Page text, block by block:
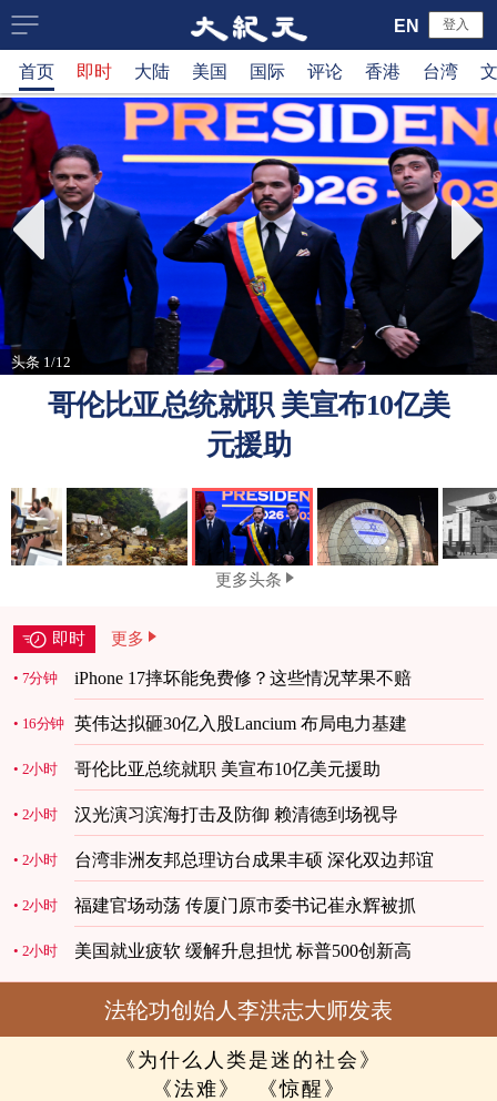
大
纪
元
新
闻
网
登入
EN
首页 即时 大陆 美国 国际 评论 香港 台湾
头条 1/12
哥伦比亚总统就职 美宣布10亿美
元援助
更多头条
即时 更多
7分钟 iPhone 17摔坏能免费修？这些情况苹果不赔
16分钟 英伟达拟砸30亿入股Lancium 布局电力基建
2小时 哥伦比亚总统就职 美宣布10亿美元援助
2小时 汉光演习滨海打击及防御 赖清德到场视导
2小时 台湾非洲友邦总理访台成果丰硕 深化双边邦谊
2小时 福建官场动荡 传厦门原市委书记崔永辉被抓
2小时 美国就业疲软 缓解升息担忧 标普500创新高
法轮功创始人李洪志大师发表
《为什么人类是迷的社会》
《法难》
《惊醒》